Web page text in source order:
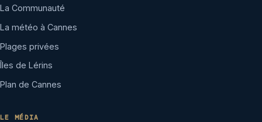
La Communauté
La météo à Cannes
Plages privées
Îles de Lérins
Plan de Cannes
LE MÉDIA